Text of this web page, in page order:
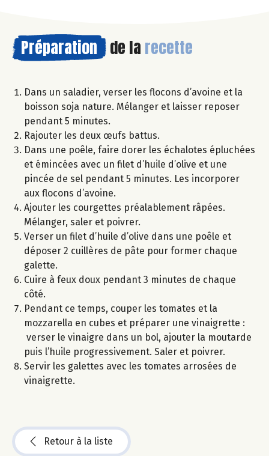
Préparation de la recette
Dans un saladier, verser les flocons d’avoine et la
boisson soja nature. Mélanger et laisser reposer
pendant 5 minutes.
Rajouter les deux œufs battus.
Dans une poêle, faire dorer les échalotes épluchées
et émincées avec un filet d’huile d’olive et une
pincée de sel pendant 5 minutes. Les incorporer
aux flocons d’avoine.
Ajouter les courgettes préalablement râpées.
Mélanger, saler et poivrer.
Verser un filet d’huile d’olive dans une poêle et
déposer 2 cuillères de pâte pour former chaque
galette.
Cuire à feux doux pendant 3 minutes de chaque
côté.
Pendant ce temps, couper les tomates et la
mozzarella en cubes et préparer une vinaigrette :
verser le vinaigre dans un bol, ajouter la moutarde
puis l’huile progressivement. Saler et poivrer.
Servir les galettes avec les tomates arrosées de
vinaigrette.
Retour à la liste